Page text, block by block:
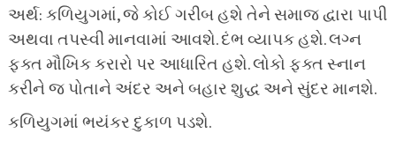
અર્થ: કળિયુગમાં, જે કોઈ ગરીબ હશે તેને સમાજ દ્વારા પાપી
અથવા તપસ્વી માનવામાં આવશે. દંભ વ્યાપક હશે. લગ્ન
ફક્ત મૌખિક કરારો પર આધારિત હશે. લોકો ફક્ત સ્નાન
કરીને જ પોતાને અંદર અને બહાર શુદ્ધ અને સુંદર માનશે.
કળિયુગમાં ભયંકર દુકાળ પડશે.